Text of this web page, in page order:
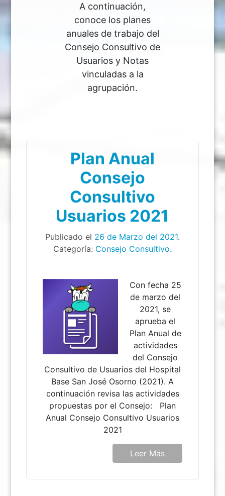
A continuación,
conoce los planes
anuales de trabajo del
Consejo Consultivo de
Usuarios y Notas
vinculadas a la
agrupación.
Plan Anual
Consejo
Consultivo
Usuarios 2021
Publicado el 26 de Marzo del 2021.
Categoría: Consejo Consultivo.
Con fecha 25
de marzo del
2021, se
aprueba el
Plan Anual de
actividades
del Consejo
Consultivo de Usuarios del Hospital
Base San José Osorno (2021). A
continuación revisa las actividades
propuestas por el Consejo: Plan
Anual Consejo Consultivo Usuarios
2021
Leer Más